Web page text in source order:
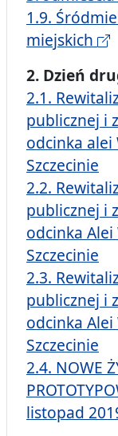
1.9.
miejskich
2. Dzień
2.1.
publicznej i
odcinka alei
Szczecinie
2.2.
publicznej i
odcinka
Szczecinie
2.3.
publicznej i
odcinka
Szczecinie
2.4. NOWE
listopad